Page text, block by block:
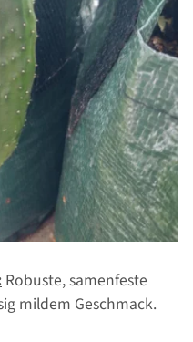
Robuste, samenfeste
mildem Geschmack.